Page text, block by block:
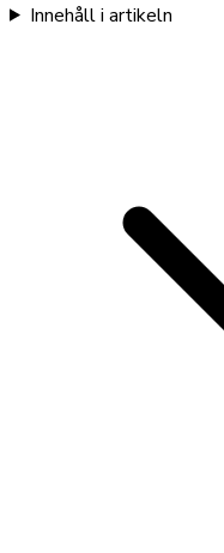
Innehåll i artikeln